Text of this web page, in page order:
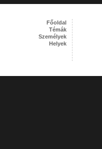
Főoldal
Témák
Személyek
Helyek